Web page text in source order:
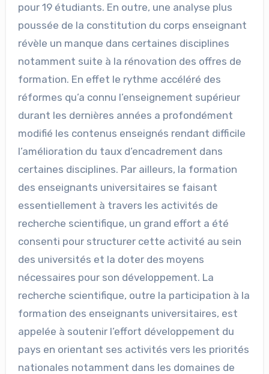
pour 19 étudiants. En outre, une analyse plus
poussée de la constitution du corps enseignant
révèle un manque dans certaines disciplines
notamment suite à la rénovation des offres de
formation. En effet le rythme accéléré des
réformes qu’a connu l’enseignement supérieur
durant les dernières années a profondément
modifié les contenus enseignés rendant difficile
l’amélioration du taux d’encadrement dans
certaines disciplines. Par ailleurs, la formation
des enseignants universitaires se faisant
essentiellement à travers les activités de
recherche scientifique, un grand effort a été
consenti pour structurer cette activité au sein
des universités et la doter des moyens
nécessaires pour son développement. La
recherche scientifique, outre la participation à la
formation des enseignants universitaires, est
appelée à soutenir l’effort développement du
pays en orientant ses activités vers les priorités
nationales notamment dans les domaines de